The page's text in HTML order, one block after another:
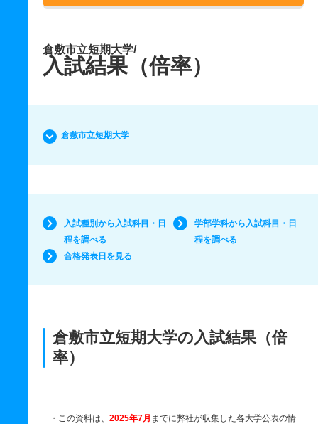
倉敷市立短期大学/
入試結果（倍率）
倉敷市立短期大学
入試種別から入試科目・日
程を調べる
学部学科から入試科目・日
程を調べる
合格発表日を見る
倉敷市立短期大学の入試結果（倍
率）
・この資料は、 2025年7月 までに弊社が収集した各大学公表の情